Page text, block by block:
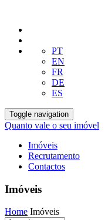
PT
EN
FR
DE
ES
Toggle navigation
Quanto vale o seu imóvel
Imóveis
Recrutamento
Contactos
Imóveis
Home Imóveis